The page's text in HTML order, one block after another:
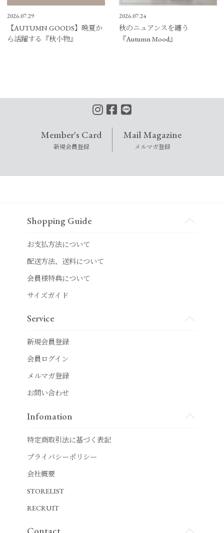
2026.07.29
【AUTUMN GOODS】晩夏か
ら活躍する『秋小物』
2026.07.24
秋のニュアンスを纏う
『Autumn Mood』
Member's Card
新規会員登録
Mail Magazine
メルマガ登録
Shopping Guide
お支払方法について
配送方法、送料について
会員様特典について
サイズガイド
Service
新規会員登録
会員ログイン
メルマガ登録
お問い合わせ
Infomation
特定商取引法に基づく表記
プライバシーポリシー
会社概要
STORELIST
RECRUIT